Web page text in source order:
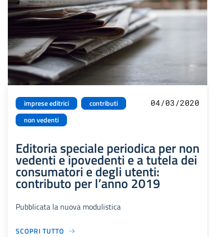
imprese editrici
contributi
non vedenti
04/03/2020
Editoria speciale periodica per non
vedenti e ipovedenti e a tutela dei
consumatori e degli utenti:
contributo per l’anno 2019
Pubblicata la nuova modulistica
SCOPRI TUTTO